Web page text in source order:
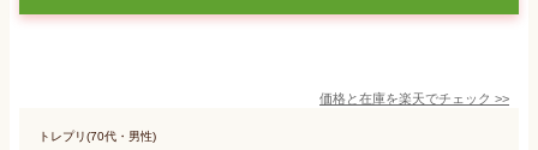
価格と在庫を楽天でチェック >>
トレプリ(70代・男性)